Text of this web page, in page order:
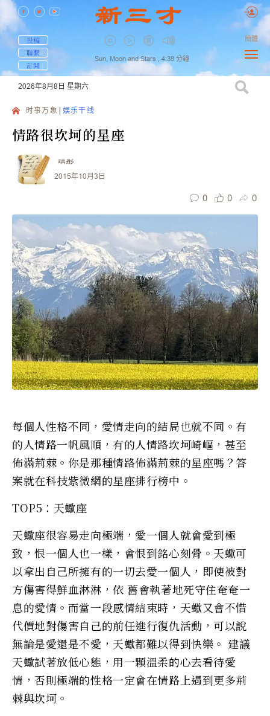
投稿
聯繫
訂閱
Sun, Moon and Stars , 4:38 分鐘
簡體
2026年8月8日 星期六
时事万象 娱乐干线
情路很坎坷的星座
瑀彤
2015年10月3日
0 0 0
每個人性格不同，愛情走向的結局也就不同。有
的人情路一帆風順，有的人情路坎坷崎嶇，甚至
佈滿荊棘。你是那種情路佈滿荊棘的星座嗎？答
案就在科技紫微網的星座排行榜中。
TOP5：天蠍座
天蠍座很容易走向極端，愛一個人就會愛到極
致，恨一個人也一樣，會恨到銘心刻骨。天蠍可
以拿出自己所擁有的一切去愛一個人，即使被對
方傷害得鮮血淋淋，依 舊會執著地死守住奄奄一
息的愛情。而當一段感情結束時，天蠍又會不惜
代價地對傷害自己的前任進行復仇活動，可以說
無論是愛還是不愛，天蠍都難以得到快樂。 建議
天蠍試著放低心態，用一顆溫柔的心去看待愛
情，否則極端的性格一定會在情路上遇到更多荊
棘與坎坷。